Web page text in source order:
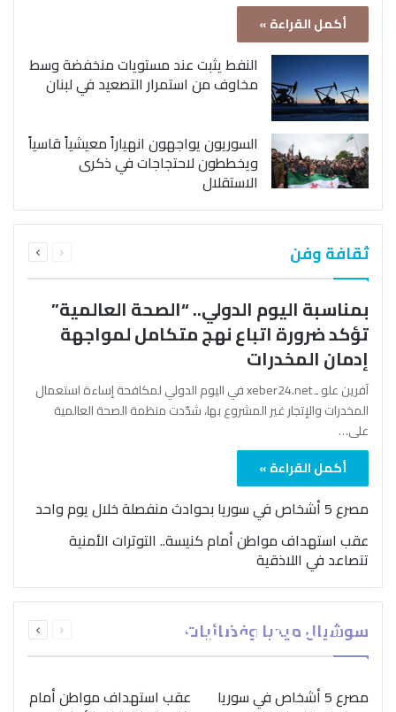
أكمل القراءة »
النفط يثبت عند مستويات منخفضة وسط
مخاوف من استمرار التصعيد في لبنان
السوريون يواجهون انهياراً معيشياً قاسياً
ويخططون لاحتجاجات في ذكرى
الاستقلال
ثقافة وفن الصفحةالصفحة
بمناسبة اليوم الدولي.. “الصحة العالمية”
تؤكد ضرورة اتباع نهج متكامل لمواجهة
إدمان المخدرات
آفرين علو ـ xeber24.net في اليوم الدولي لمكافحة إساءة استعمال
المخدرات والإتجار غير المشروع بها، شدّدت منظمة الصحة العالمية
على…
أكمل القراءة »
مصرع 5 أشخاص في سوريا بحوادث منفصلة خلال يوم واحد
عقب استهداف مواطن أمام كنيسة.. التوترات الأمنية
تتصاعد في اللاذقية
سوشيال ميديا وفضائيات الصفحةالصفحة
بمناسبة اليوم الدولي..
“الصحة العالمية” تؤكد
ضرورة اتباع نهج متكامل
لمواجهة إدمان المخدرات
مصرع 5 أشخاص في سوريا عقب استهداف مواطن أمام